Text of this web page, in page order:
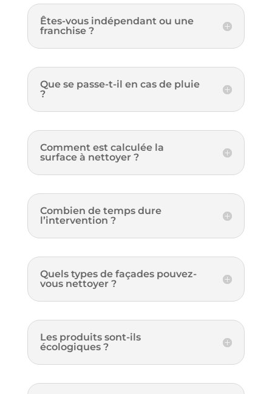
Êtes-vous indépendant ou une
franchise ?
Que se passe-t-il en cas de pluie
?
Comment est calculée la
surface à nettoyer ?
Combien de temps dure
l’intervention ?
Quels types de façades pouvez-
vous nettoyer ?
Les produits sont-ils
écologiques ?